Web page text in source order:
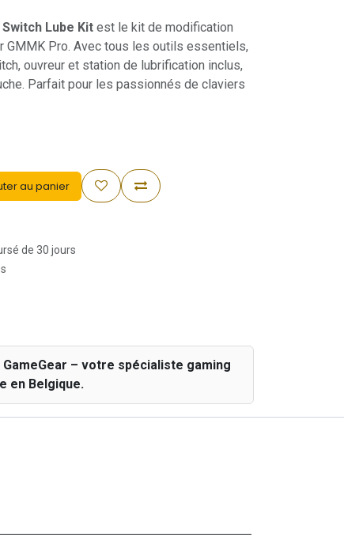
Lube Kit est le kit de modification
GMMK Pro. Avec tous les outils essentiels,
ouvreur et station de lubrification inclus,
Parfait pour les passionnés de claviers
au panier
de 30 jours
GameGear – votre spécialiste gaming
en Belgique.